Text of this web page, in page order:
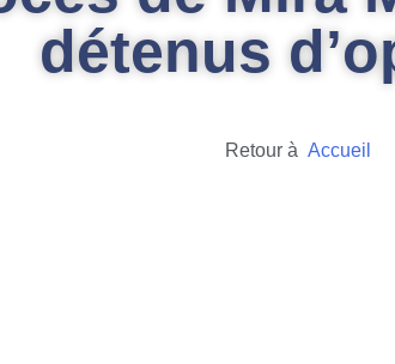
détenus
Retour à Accueil